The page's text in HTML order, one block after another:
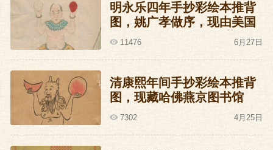
明永乐四年手抄彩绘本推背
图，姚广孝做序，现由美国
洛杉矶J.G.Stanoff收藏
11476 6月27日
清康熙年间手抄彩绘本推背
图，现藏哈佛燕京图书馆
7302 4月25日